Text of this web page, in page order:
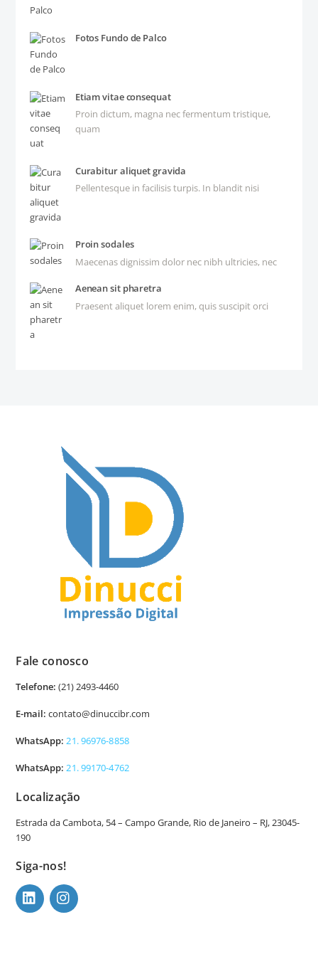
Fotos Fundo de Palco
Etiam vitae consequat
Proin dictum, magna nec fermentum tristique,
quam
Curabitur aliquet gravida
Pellentesque in facilisis turpis. In blandit nisi
Proin sodales
Maecenas dignissim dolor nec nibh ultricies, nec
Aenean sit pharetra
Praesent aliquet lorem enim, quis suscipit orci
Fale conosco
Telefone: (21) 2493-4460
E-mail: contato@dinuccibr.com
WhatsApp: 21. 96976-8858
WhatsApp: 21. 99170-4762
Localização
Estrada da Cambota, 54 – Campo Grande, Rio de Janeiro – RJ, 23045-
190
Siga-nos!